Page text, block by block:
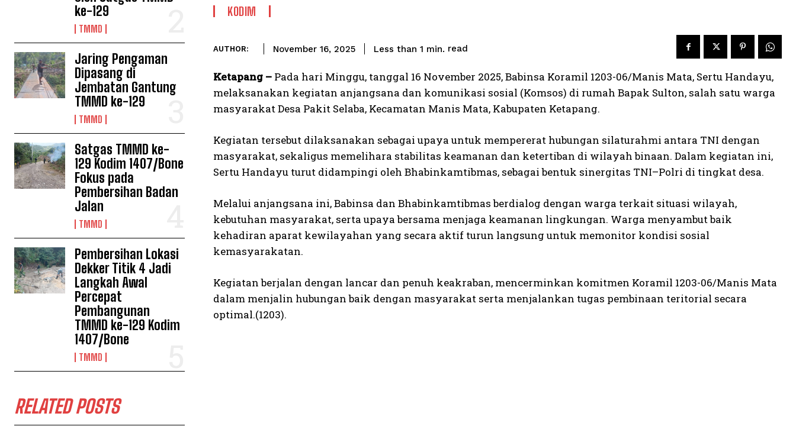
ke-129
TMMD
Jaring Pengaman
Dipasang di
Jembatan Gantung
TMMD ke-129
TMMD
Satgas TMMD ke-
129 Kodim 1407/Bone
Fokus pada
Pembersihan Badan
Jalan
TMMD
Pembersihan Lokasi
Dekker Titik 4 Jadi
Langkah Awal
Percepat
Pembangunan
TMMD ke-129 Kodim
1407/Bone
TMMD
RELATED POSTS
KODIM
AUTHOR: November 16, 2025 Less than 1 min. read
Ketapang – Pada hari Minggu, tanggal 16 November 2025, Babinsa Koramil 1203-06/Manis Mata, Sertu Handayu,
melaksanakan kegiatan anjangsana dan komunikasi sosial (Komsos) di rumah Bapak Sulton, salah satu warga
masyarakat Desa Pakit Selaba, Kecamatan Manis Mata, Kabupaten Ketapang.
Kegiatan tersebut dilaksanakan sebagai upaya untuk mempererat hubungan silaturahmi antara TNI dengan
masyarakat, sekaligus memelihara stabilitas keamanan dan ketertiban di wilayah binaan. Dalam kegiatan ini,
Sertu Handayu turut didampingi oleh Bhabinkamtibmas, sebagai bentuk sinergitas TNI–Polri di tingkat desa.
Melalui anjangsana ini, Babinsa dan Bhabinkamtibmas berdialog dengan warga terkait situasi wilayah,
kebutuhan masyarakat, serta upaya bersama menjaga keamanan lingkungan. Warga menyambut baik
kehadiran aparat kewilayahan yang secara aktif turun langsung untuk memonitor kondisi sosial
kemasyarakatan.
Kegiatan berjalan dengan lancar dan penuh keakraban, mencerminkan komitmen Koramil 1203-06/Manis Mata
dalam menjalin hubungan baik dengan masyarakat serta menjalankan tugas pembinaan teritorial secara
optimal.(1203).